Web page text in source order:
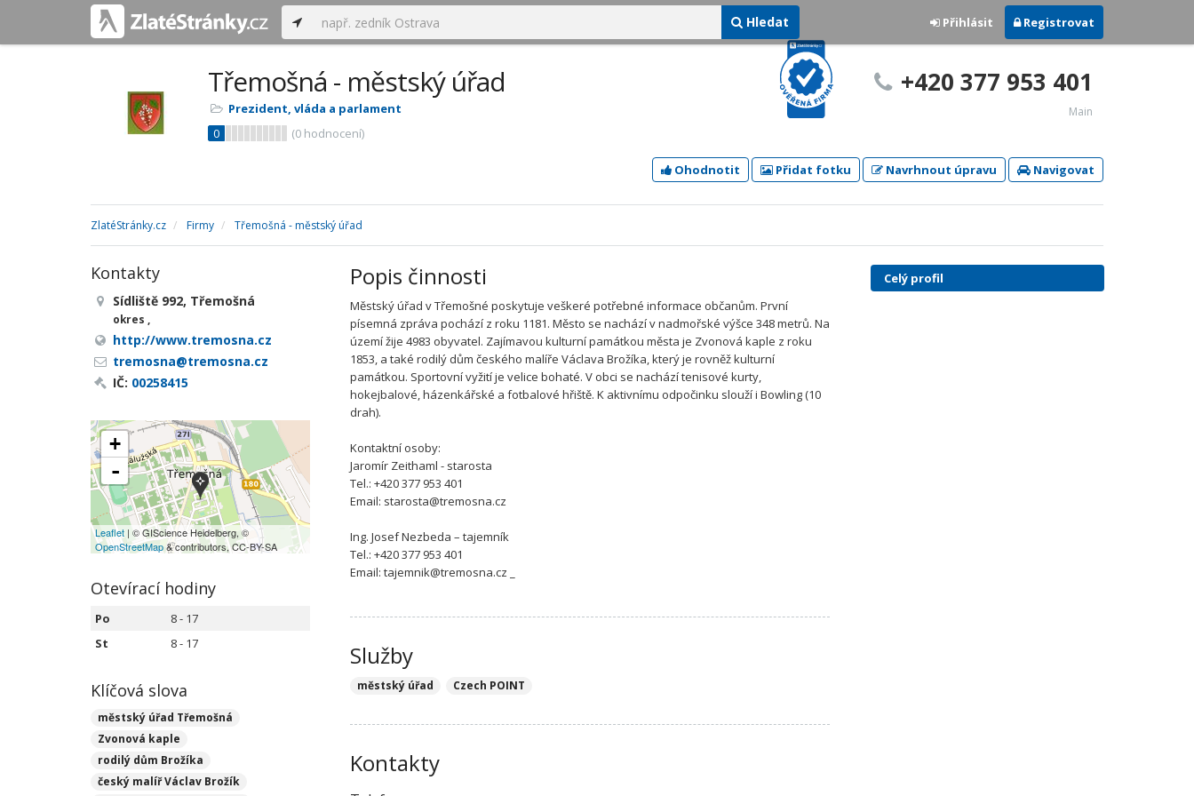
Hledat Přihlásit Registrovat
Třemošná - městský úřad
Prezident, vláda a parlament
0
(0 hodnocení)
+420 377 953 401
Main
Ohodnotit Přidat fotku Navrhnout úpravu Navigovat
ZlatéStránky.cz Firmy Třemošná - městský úřad
Popis činnosti
Městský úřad v Třemošné poskytuje veškeré potřebné informace občanům. První
písemná zpráva pochází z roku 1181. Město se nachází v nadmořské výšce 348 metrů. Na
území žije 4983 obyvatel. Zajímavou kulturní památkou města je Zvonová kaple z roku
1853, a také rodilý dům českého malíře Václava Brožíka, který je rovněž kulturní
památkou. Sportovní vyžití je velice bohaté. V obci se nachází tenisové kurty,
hokejbalové, házenkářské a fotbalové hřiště. K aktivnímu odpočinku slouží i Bowling (10
drah).
Kontaktní osoby:
Jaromír Zeithaml - starosta
Tel.: +420 377 953 401
Email: starosta@tremosna.cz
Ing. Josef Nezbeda – tajemník
Tel.: +420 377 953 401
Email: tajemnik@tremosna.cz _
Služby
městský úřad Czech POINT
Kontakty
Kontakty
Sídliště 992, Třemošná
okres ,
http://www.tremosna.cz
tremosna@tremosna.cz
IČ: 00258415
+
-
Leaflet | © GIScience Heidelberg, ©
OpenStreetMap& contributors, CC-BY-SA
Otevírací hodiny
Po
8 - 17
St
8 - 17
Klíčová slova
městský úřad Třemošná
Zvonová kaple
rodilý dům Brožíka
český malíř Václav Brožík
Celý profil